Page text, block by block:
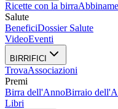
Ricette con la birra
Salute
BeneficiDossier Salute
VideoEventi
BIRRIFICI
TrovaAssociazioni
Premi
Birra dell'AnnoBirraio
Libri